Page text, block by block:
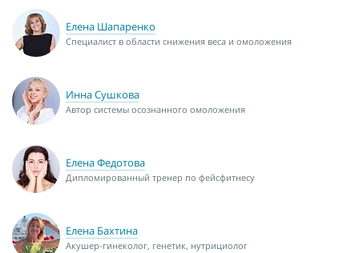
Елена Шапаренко
Специалист в области снижения веса и омоложения
Инна Сушкова
Автор системы осознанного омоложения
Елена Федотова
Дипломированный тренер по фейсфитнесу
Елена Бахтина
Акушер-гинеколог, генетик, нутрициолог